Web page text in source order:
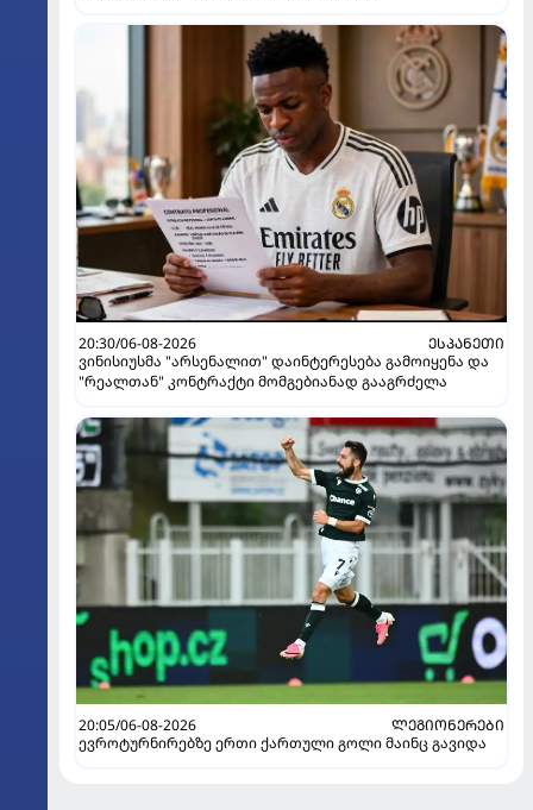
20:30/06-08-2026
ᲔᲡᲞᲐᲜᲔᲗᲘ
ვინისიუსმა "არსენალით" დაინტერესება გამოიყენა და
"რეალთან" კონტრაქტი მომგებიანად გააგრძელა
20:05/06-08-2026
ᲚᲔᲒᲘᲝᲜᲔᲠᲔᲑᲘ
ევროტურნირებზე ერთი ქართული გოლი მაინც გავიდა